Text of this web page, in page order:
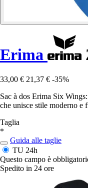
Erima
33,00 € 21,37 € -35%
Sac à dos Erima Six
che unisce stile moderno e
Taglia
*
Guida alle taglie
TU 24h
Questo campo è
Spedito in 24 ore